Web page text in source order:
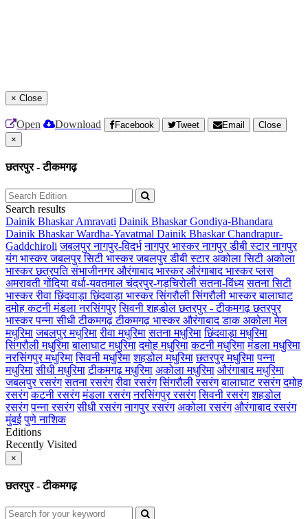
× Close
Open Download Facebook Tweet Email
Close
×
छतरपुर - टीकमगढ़
Search results
Dainik Bhaskar Amravati Dainik Bhaskar Gondiya-Bhandara
Dainik Bhaskar Wardha-Yavatmal Dainik Bhaskar Chandrapur-
Gaddchiroli जबलपुरनागपुर-विदर्भ नागपुर भास्करनागपुर डीबी स्टारनागपुर
यंग भास्करजबलपुर सिटी भास्करजबलपुर डीबी स्टारअकोला सिटी अकोला
भास्करछत्रपति संभाजीनगरऔरंगाबाद भास्करऔरंगाबाद भास्कर प्लस
अमरावतीगोंदियावर्धा-यवतमालचंद्रपुर-गड़चिरोलीसतना-विंध्य सतना सिटी
भास्कररीवाछिंदवाड़ाछिंदवाड़ा भास्करसिंगरौलीसिंगरौली भास्करबालाघाट
दमोहकटनीमंडलानरसिंगपुर सिवनीशहडोलछतरपुर - टीकमगढ़छतरपुर
भास्करपन्नासीधीटीकमगढ़टीकमगढ़ भास्करऔरंगाबाद डाकअकोला मेल
मधुरिमा जबलपुर मधुरिमा रीवा मधुरिमा सतना मधुरिमा छिंदवाड़ा मधुरिमा
सिंगरौली मधुरिमा बालाघाट मधुरिमा दमोह मधुरिमा कटनी मधुरिमा मंडला मधुरिमा
नरसिंगपुर मधुरिमा सिवनी मधुरिमा शहडोल मधुरिमा छतरपुर मधुरिमा पन्ना
मधुरिमा सीधी मधुरिमा टीकमगढ़ मधुरिमा अकोला मधुरिमा औरंगाबाद मधुरिमा
जबलपुर रसरंग सतना रसरंग रीवा रसरंग सिंगरौली रसरंग बालाघाट रसरंग दमोह
रसरंग कटनी रसरंग मंडला रसरंग नरसिंगपुर रसरंग सिवनी रसरंग शहडोल
रसरंग पन्ना रसरंग सीधी रसरंग नागपुर रसरंग अकोला रसरंग औरंगाबाद रसरंग
मुंबई पुणेनाशिक
Editions
Recently Visited
×
छतरपुर - टीकमगढ़